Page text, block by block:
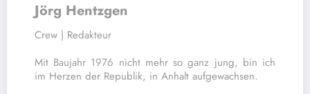
Jörg Hentzgen
Crew | Redakteur
Mit Baujahr 1976 nicht mehr so ganz jung, bin ich
im Herzen der Republik, in Anhalt aufgewachsen.